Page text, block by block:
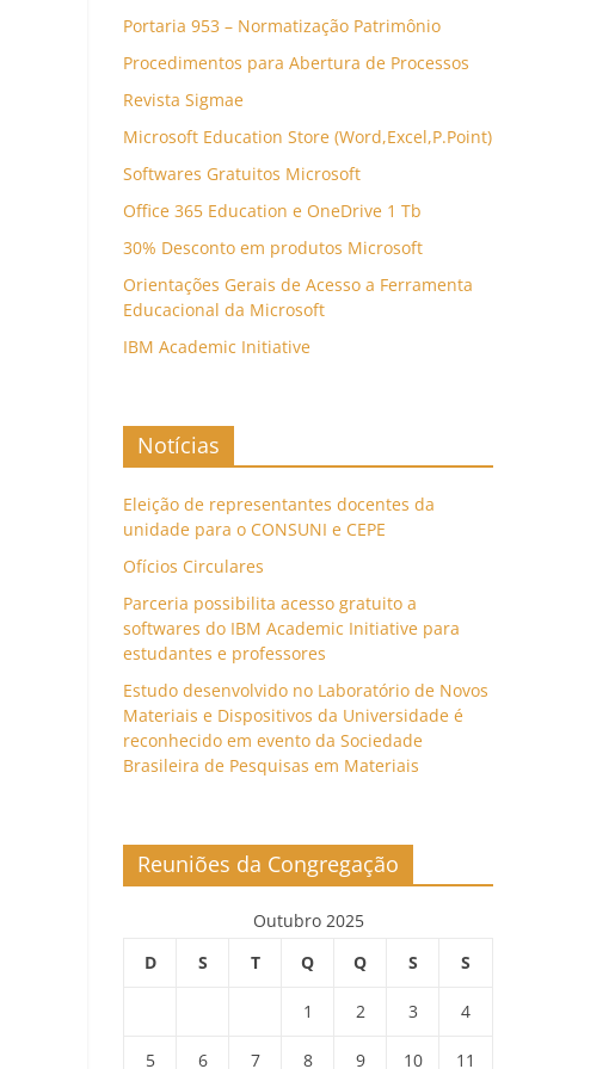
Portaria 953 – Normatização Patrimônio
Procedimentos para Abertura de Processos
Revista Sigmae
Microsoft Education Store (Word,Excel,P.Point)
Softwares Gratuitos Microsoft
Office 365 Education e OneDrive 1 Tb
30% Desconto em produtos Microsoft
Orientações Gerais de Acesso a Ferramenta
Educacional da Microsoft
IBM Academic Initiative
Notícias
Eleição de representantes docentes da
unidade para o CONSUNI e CEPE
Ofícios Circulares
Parceria possibilita acesso gratuito a
softwares do IBM Academic Initiative para
estudantes e professores
Estudo desenvolvido no Laboratório de Novos
Materiais e Dispositivos da Universidade é
reconhecido em evento da Sociedade
Brasileira de Pesquisas em Materiais
Reuniões da Congregação
Outubro 2025
D
S T Q Q S S
1 2 3 4
5 6 7 8 9 10 11